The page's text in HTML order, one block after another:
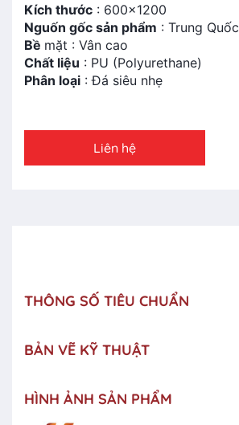
Kích thước : 600x1200
Nguốn gốc sản phẩm : Trung Quốc
Bề mặt : Vân cao
Chất liệu : PU (Polyurethane)
Phân loại : Đá siêu nhẹ
Liên hệ
THÔNG SỐ TIÊU CHUẨN
BẢN VẼ KỸ THUẬT
HÌNH ẢNH SẢN PHẨM